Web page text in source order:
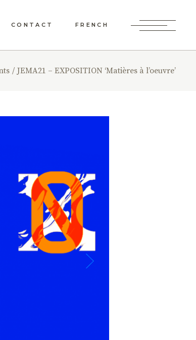
CONTACT FRENCH
JEMA21 – EXPOSITION ‘Matières à l’oeuvre’